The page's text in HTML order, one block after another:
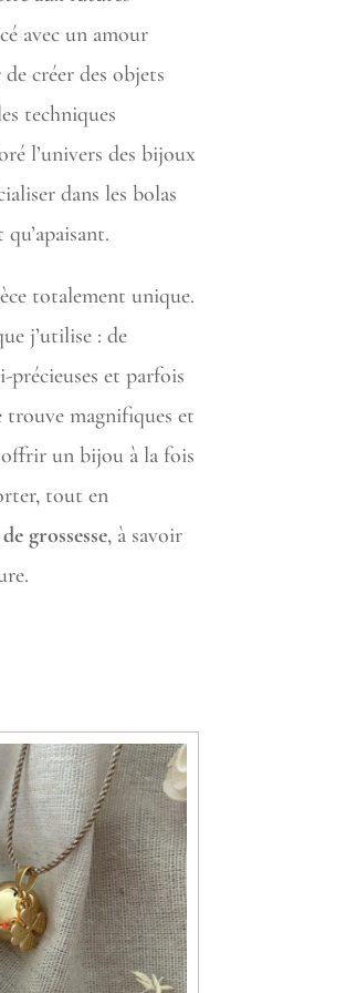
avec un amour
créer des objets
techniques
l’univers des bijoux
dans les bolas
totalement unique.
j’utilise : de
précieuses et parfois
trouve magnifiques et
un bijou à la fois
tout en
grossesse, à savoir